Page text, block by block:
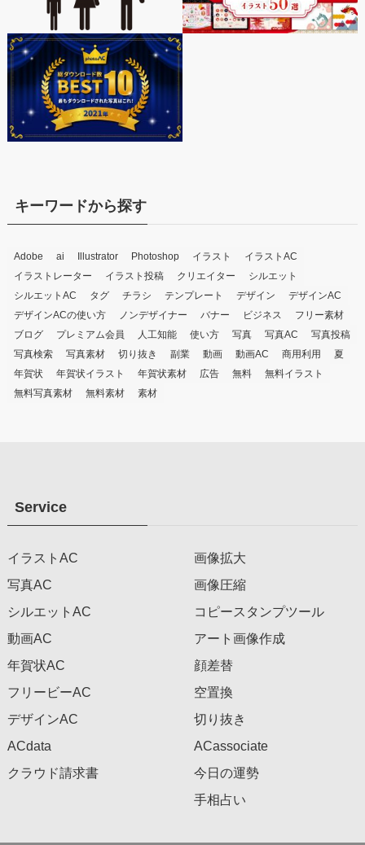
キーワードから探す
Adobe ai Illustrator Photoshop イラスト
イラストAC
イラストレーター
イラスト投稿 クリエイター
シルエット
シルエットAC
タグ チラシ テンプレート デザイン
デザインAC
デザインACの使い方
ノンデザイナー バナー ビジネス
フリー素材
ブログ
プレミアム会員 人工知能 使い方 写真 写真AC
写真投稿
写真検索
写真素材 切り抜き 副業 動画 動画AC 商用利用
夏
年賀状
年賀状イラスト 年賀状素材 広告 無料
無料イラスト
無料写真素材
無料素材 素材
Service
イラストAC
写真AC
シルエットAC
動画AC
年賀状AC
フリービーAC
デザインAC
ACdata
クラウド請求書
画像拡大
画像圧縮
コピースタンプツール
アート画像作成
顔差替
空置換
切り抜き
ACassociate
今日の運勢
手相占い